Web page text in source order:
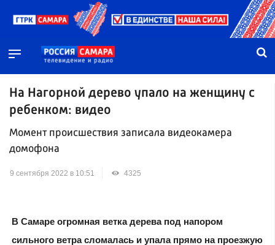
На Нагорной дерево упало на женщину с
ребенком: видео
Момент происшествия записала видеокамера
домофона
9 сентября 2022 в 10:51 4325
В Самаре огромная ветка дерева под напором
сильного ветра сломалась и упала прямо на проезжую